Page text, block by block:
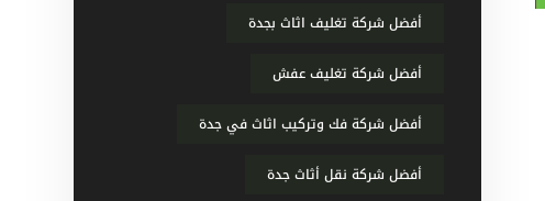
أفضل شركة تغليف اثاث بجدة
أفضل شركة تغليف عفش
أفضل شركة فك وتركيب اثاث في جدة
أفضل شركة نقل أثاث جدة